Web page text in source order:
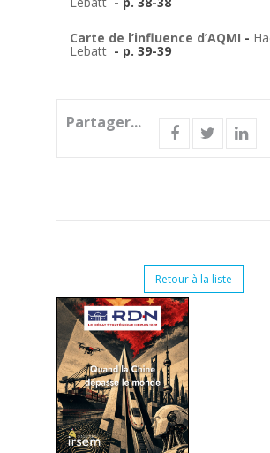
Carte de l’influence d’AQMI -
Lebatt - p. 39-39
Partager...
Retour à la liste